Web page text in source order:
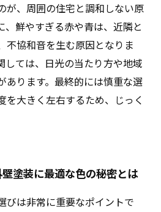
が、周囲の住宅と調和しない原
、鮮やすぎる赤や青は、近隣と
不協和音を生む原因となりま
しては、日光の当たり方や地域
あります。最終的には慎重な選
を大きく左右するため、じっく
塗装に最適な色の秘密とは
びは非常に重要なポイントで